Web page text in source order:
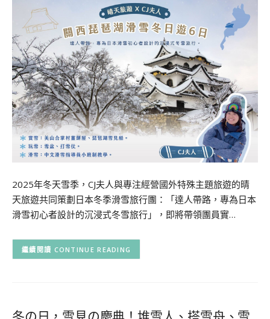
2025年冬天雪季，CJ夫人與專注經營國外特殊主題旅遊的晴
天旅遊共同策劃日本冬季滑雪旅行團：「達人帶路，專為日本
滑雪初心者設計的沉浸式冬雪旅行」，即將帶領團員實…
CONTINUE READING